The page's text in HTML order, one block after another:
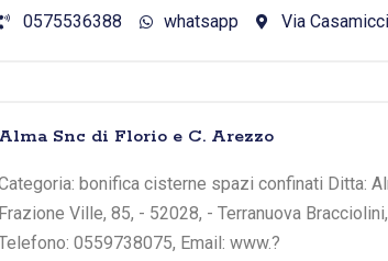
0575536388 whatsapp Via
Alma Snc di Florio e C. Arezzo
bonifica cisterne spazi confinati Ditta:
Frazione Ville, 85, - 52028, - Terranuova
0559738075, Email: www.?